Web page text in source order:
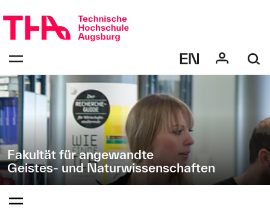
überspringen
zur
Navigation
"Geistes-
und
Naturwissenschaften"
Fakultät für angewandte
Geistes- und Naturwissenschaften
bestätigen
Öffnen
des
Menüs
bestätigen